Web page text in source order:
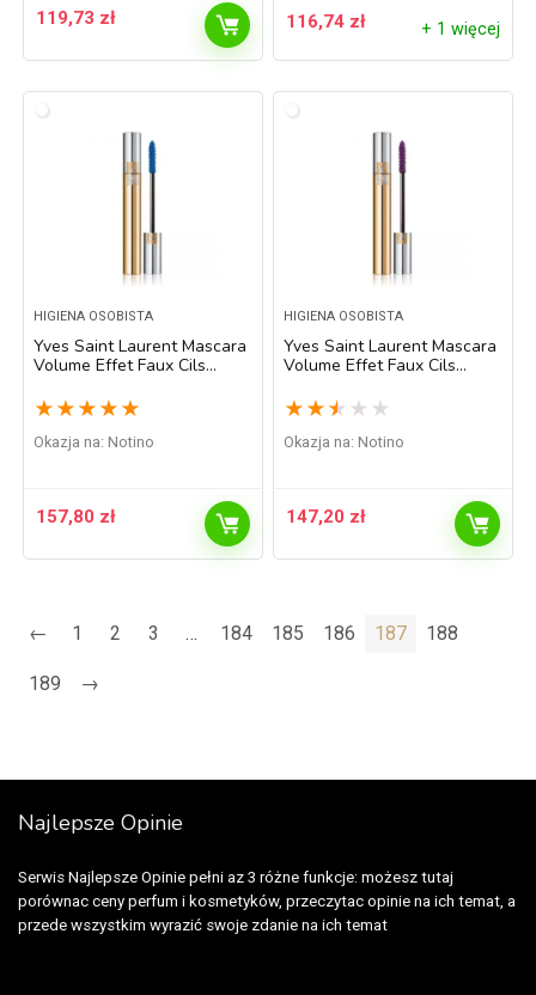
119,73 zł 116,74 zł + 1 więcej
HIGIENA OSOBISTA
Yves Saint Laurent Mascara
Volume Effet Faux Cils
odcień 3 Bleu Extrême /
Extreme Blue 7,5 ml
★ ★ ★ ★ ★
Okazja na: Notino
157,80 zł
HIGIENA OSOBISTA
Yves Saint Laurent Mascara
Volume Effet Faux Cils
odcień 4 Violet Fascinant /
Fascinating Violet 7,5 ml
★ ★ ★ ★ ★
Okazja na: Notino
147,20 zł
← 1 2 3 … 184 185 186 187 188
189 →
Najlepsze Opinie
Serwis Najlepsze Opinie pełni az 3 różne funkcje: możesz tutaj
porównac ceny perfum i kosmetyków, przeczytac opinie na ich temat, a
przede wszystkim wyrazić swoje zdanie na ich temat